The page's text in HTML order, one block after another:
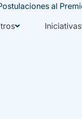
Iniciativas